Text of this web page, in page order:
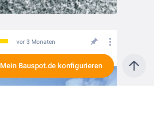
vor 3 Monaten
Mein Bauspot.de konfigurieren